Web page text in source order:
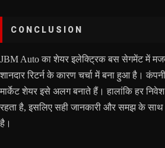
CONCLUSION
JBM Auto का शेयर इलेक्ट्रिक बस सेगमेंट में
शानदार रिटर्न के कारण चर्चा में बना हुआ है।
मार्केट शेयर इसे अलग बनाते हैं। हालांकि हर
रहता है, इसलिए सही जानकारी और समझ के साथ
है।